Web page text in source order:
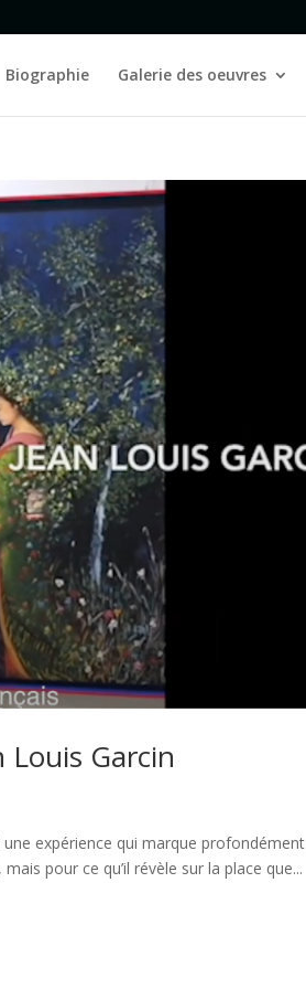
Biographie Galerie des oeuvres
Louis Garcin
expérience qui marque profondément
pour ce qu’il révèle sur la place que...